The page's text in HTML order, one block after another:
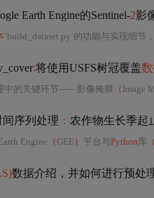
Earth Engine的Sentinel-2影
`build_dataset.py`的功能与实现细节
:将使用USFS树冠覆盖
中的关键环节——影像掩膜 （ Image
序列处理 ： 农作物生长季起
Engine （ GEE ） 平台与Python 库
数据介绍，并如何进行预处